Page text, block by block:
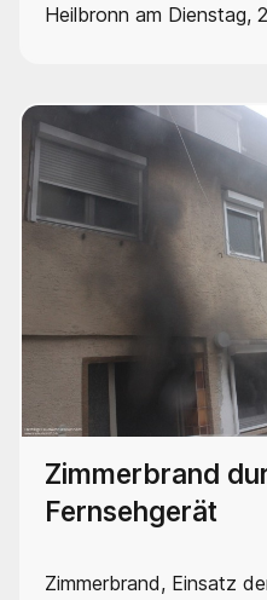
Heilbronn am Dienstag,
Zimmerbrand
Fernsehgerät
Zimmerbrand, Einsatz